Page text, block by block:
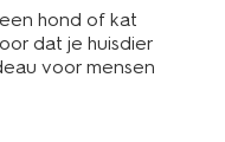
hond of kat
dat je huisdier
voor mensen